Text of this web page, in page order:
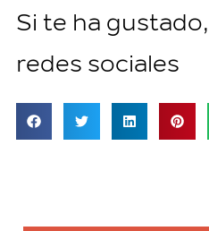
Si te ha
redes sociales